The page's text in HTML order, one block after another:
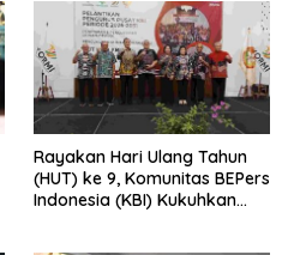
Rayakan Hari Ulang Tahun
(HUT) ke 9, Komunitas BEPers
Indonesia (KBI) Kukuhkan